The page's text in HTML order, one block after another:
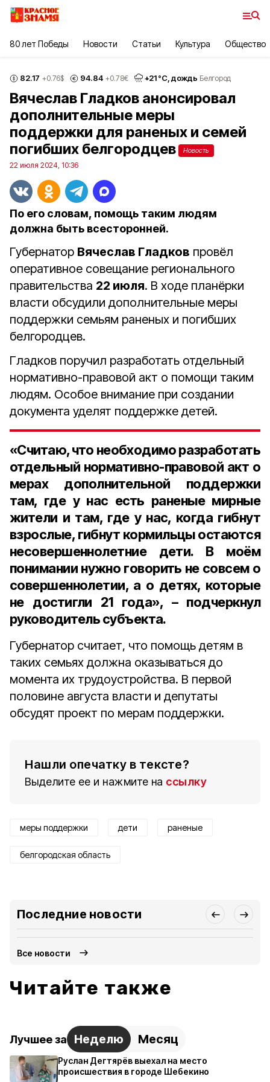
80 лет Победы Новости Статьи Культура Общество
82.17 +0.76$ 94.84 +0.78€ +21°С, дождь Белгород
Вячеслав Гладков анонсировал
дополнительные меры
поддержки для раненых и семей
погибших белгородцев
Новость
22 июля 2024, 10:36
По его словам, помощь таким людям
должна быть всесторонней.
Губернатор Вячеслав Гладков провёл
оперативное совещание регионального
правительства 22 июля. В ходе планёрки
власти обсудили дополнительные меры
поддержки семьям раненых и погибших
белгородцев.
Гладков поручил разработать отдельный
нормативно-правовой акт о помощи таким
людям. Особое внимание при создании
документа уделят поддержке детей.
«Считаю, что необходимо разработать
отдельный нормативно-правовой акт о
мерах дополнительной поддержки
там, где у нас есть раненые мирные
жители и там, где у нас, когда гибнут
взрослые, гибнут кормильцы остаются
несовершеннолетние дети. В моём
понимании нужно говорить не совсем о
совершеннолетии, а о детях, которые
не достигли 21 года», – подчеркнул
руководитель субъекта.
Губернатор считает, что помощь детям в
таких семьях должна оказываться до
момента их трудоустройства. В первой
половине августа власти и депутаты
обсудят проект по мерам поддержки.
Нашли опечатку в тексте?
Выделите ее и нажмите на ссылку
меры поддержки дети раненые
белгородская область
Последние новости
Все новости
Читайте также
Лучшее за Неделю Месяц
Руслан Дегтярёв выехал на место
происшествия в городе Шебекино